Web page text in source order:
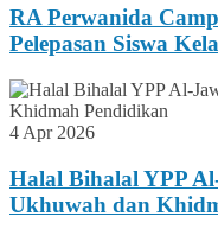
RA Perwanida
Pelepasan Siswa
4 Apr 2026
Halal Bihalal YPP
Ukhuwah dan